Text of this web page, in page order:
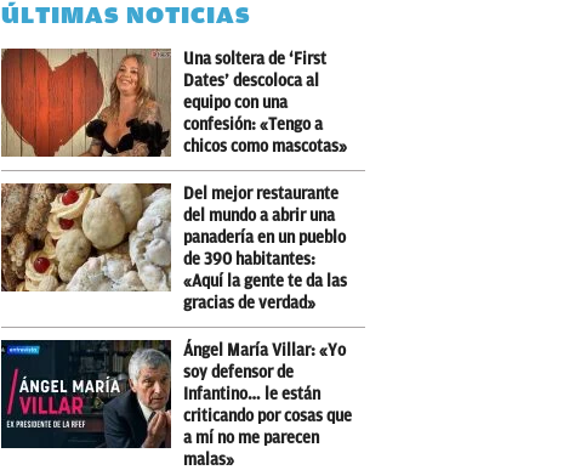
ÚLTIMAS NOTICIAS
Una soltera de ‘First
Dates’ descoloca al
equipo con una
confesión: «Tengo a
chicos como mascotas»
Del mejor restaurante
del mundo a abrir una
panadería en un pueblo
de 390 habitantes:
«Aquí la gente te da las
gracias de verdad»
Ángel María Villar: «Yo
soy defensor de
Infantino… le están
criticando por cosas que
a mí no me parecen
malas»